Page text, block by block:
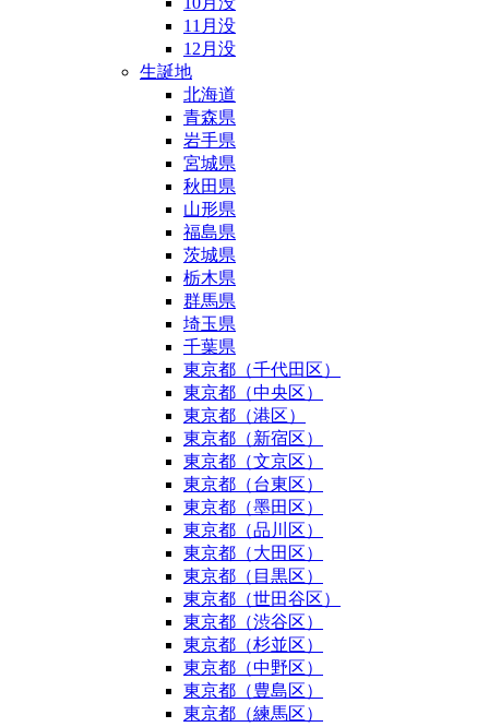
11月没
12月没
生誕地
北海道
青森県
岩手県
宮城県
秋田県
山形県
福島県
茨城県
栃木県
群馬県
埼玉県
千葉県
東京都（千代田区）
東京都（中央区）
東京都（港区）
東京都（新宿区）
東京都（文京区）
東京都（台東区）
東京都（墨田区）
東京都（品川区）
東京都（大田区）
東京都（目黒区）
東京都（世田谷区）
東京都（渋谷区）
東京都（杉並区）
東京都（中野区）
東京都（豊島区）
東京都（練馬区）